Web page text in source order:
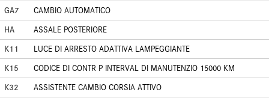
GA7
CAMBIO AUTOMATICO
HA
ASSALE POSTERIORE
K11
LUCE DI ARRESTO ADATTIVA LAMPEGGIANTE
K15
CODICE DI CONTR P INTERVAL DI MANUTENZIO 15000 KM
K32
ASSISTENTE CAMBIO CORSIA ATTIVO